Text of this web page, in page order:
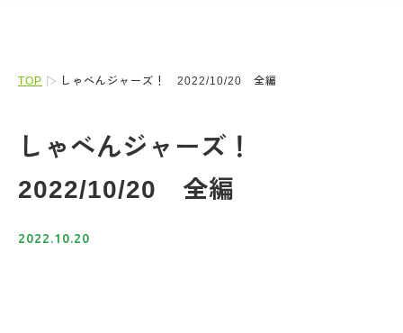
TOP しゃべんジャーズ！ 2022/10/20 全編
しゃべんジャーズ！
2022/10/20 全編
2022.10.20